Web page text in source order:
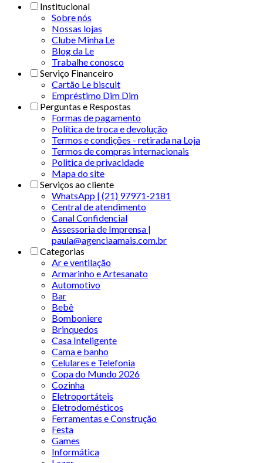
Institucional
Sobre nós
Nossas lojas
Clube Minha Le
Blog da Le
Trabalhe conosco
Serviço Financeiro
Cartão Le biscuit
Empréstimo Dim Dim
Perguntas e Respostas
Formas de pagamento
Política de troca e devolução
Termos e condições - retirada na Loja
Termos de compras internacionais
Politica de privacidade
Mapa do site
Serviços ao cliente
WhatsApp | (21) 97971-2181
Central de atendimento
Canal Confidencial
Assessoria de Imprensa |
paula@agenciaamais.com.br
Categorias
Ar e ventilação
Armarinho e Artesanato
Automotivo
Bar
Bebê
Bomboniere
Brinquedos
Casa Inteligente
Cama e banho
Celulares e Telefonia
Copa do Mundo 2026
Cozinha
Eletroportáteis
Eletrodomésticos
Ferramentas e Construção
Festa
Games
Informática